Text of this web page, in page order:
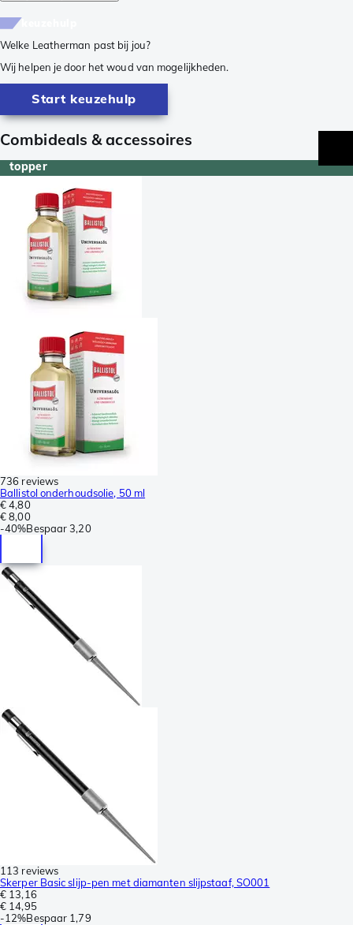
Welke Leatherman past bij jou?
Wij helpen je door het woud van mogelijkheden.
Start keuzehulp
Combideals & accessoires
topper
736 reviews
Ballistol onderhoudsolie, 50 ml
€ 4,80
€ 8,00
-40%Bespaar 3,20
113 reviews
Skerper Basic slijp-pen met diamanten slijpstaaf, SO001
€ 13,16
€ 14,95
-12%Bespaar 1,79